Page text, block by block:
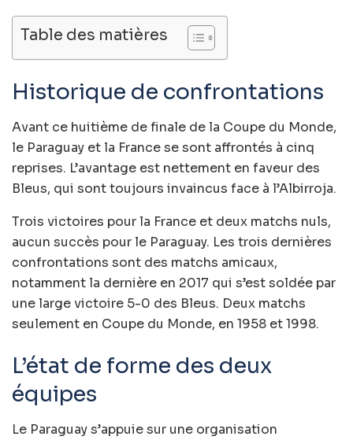
Table des matières
Historique de confrontations
Avant ce huitième de finale de la Coupe du Monde,
le Paraguay et la France se sont affrontés à cinq
reprises. L’avantage est nettement en faveur des
Bleus, qui sont toujours invaincus face à l’Albirroja.
Trois victoires pour la France et deux matchs nuls,
aucun succès pour le Paraguay. Les trois dernières
confrontations sont des matchs amicaux,
notamment la dernière en 2017 qui s’est soldée par
une large victoire 5-0 des Bleus. Deux matchs
seulement en Coupe du Monde, en 1958 et 1998.
L’état de forme des deux
équipes
Le Paraguay s’appuie sur une organisation